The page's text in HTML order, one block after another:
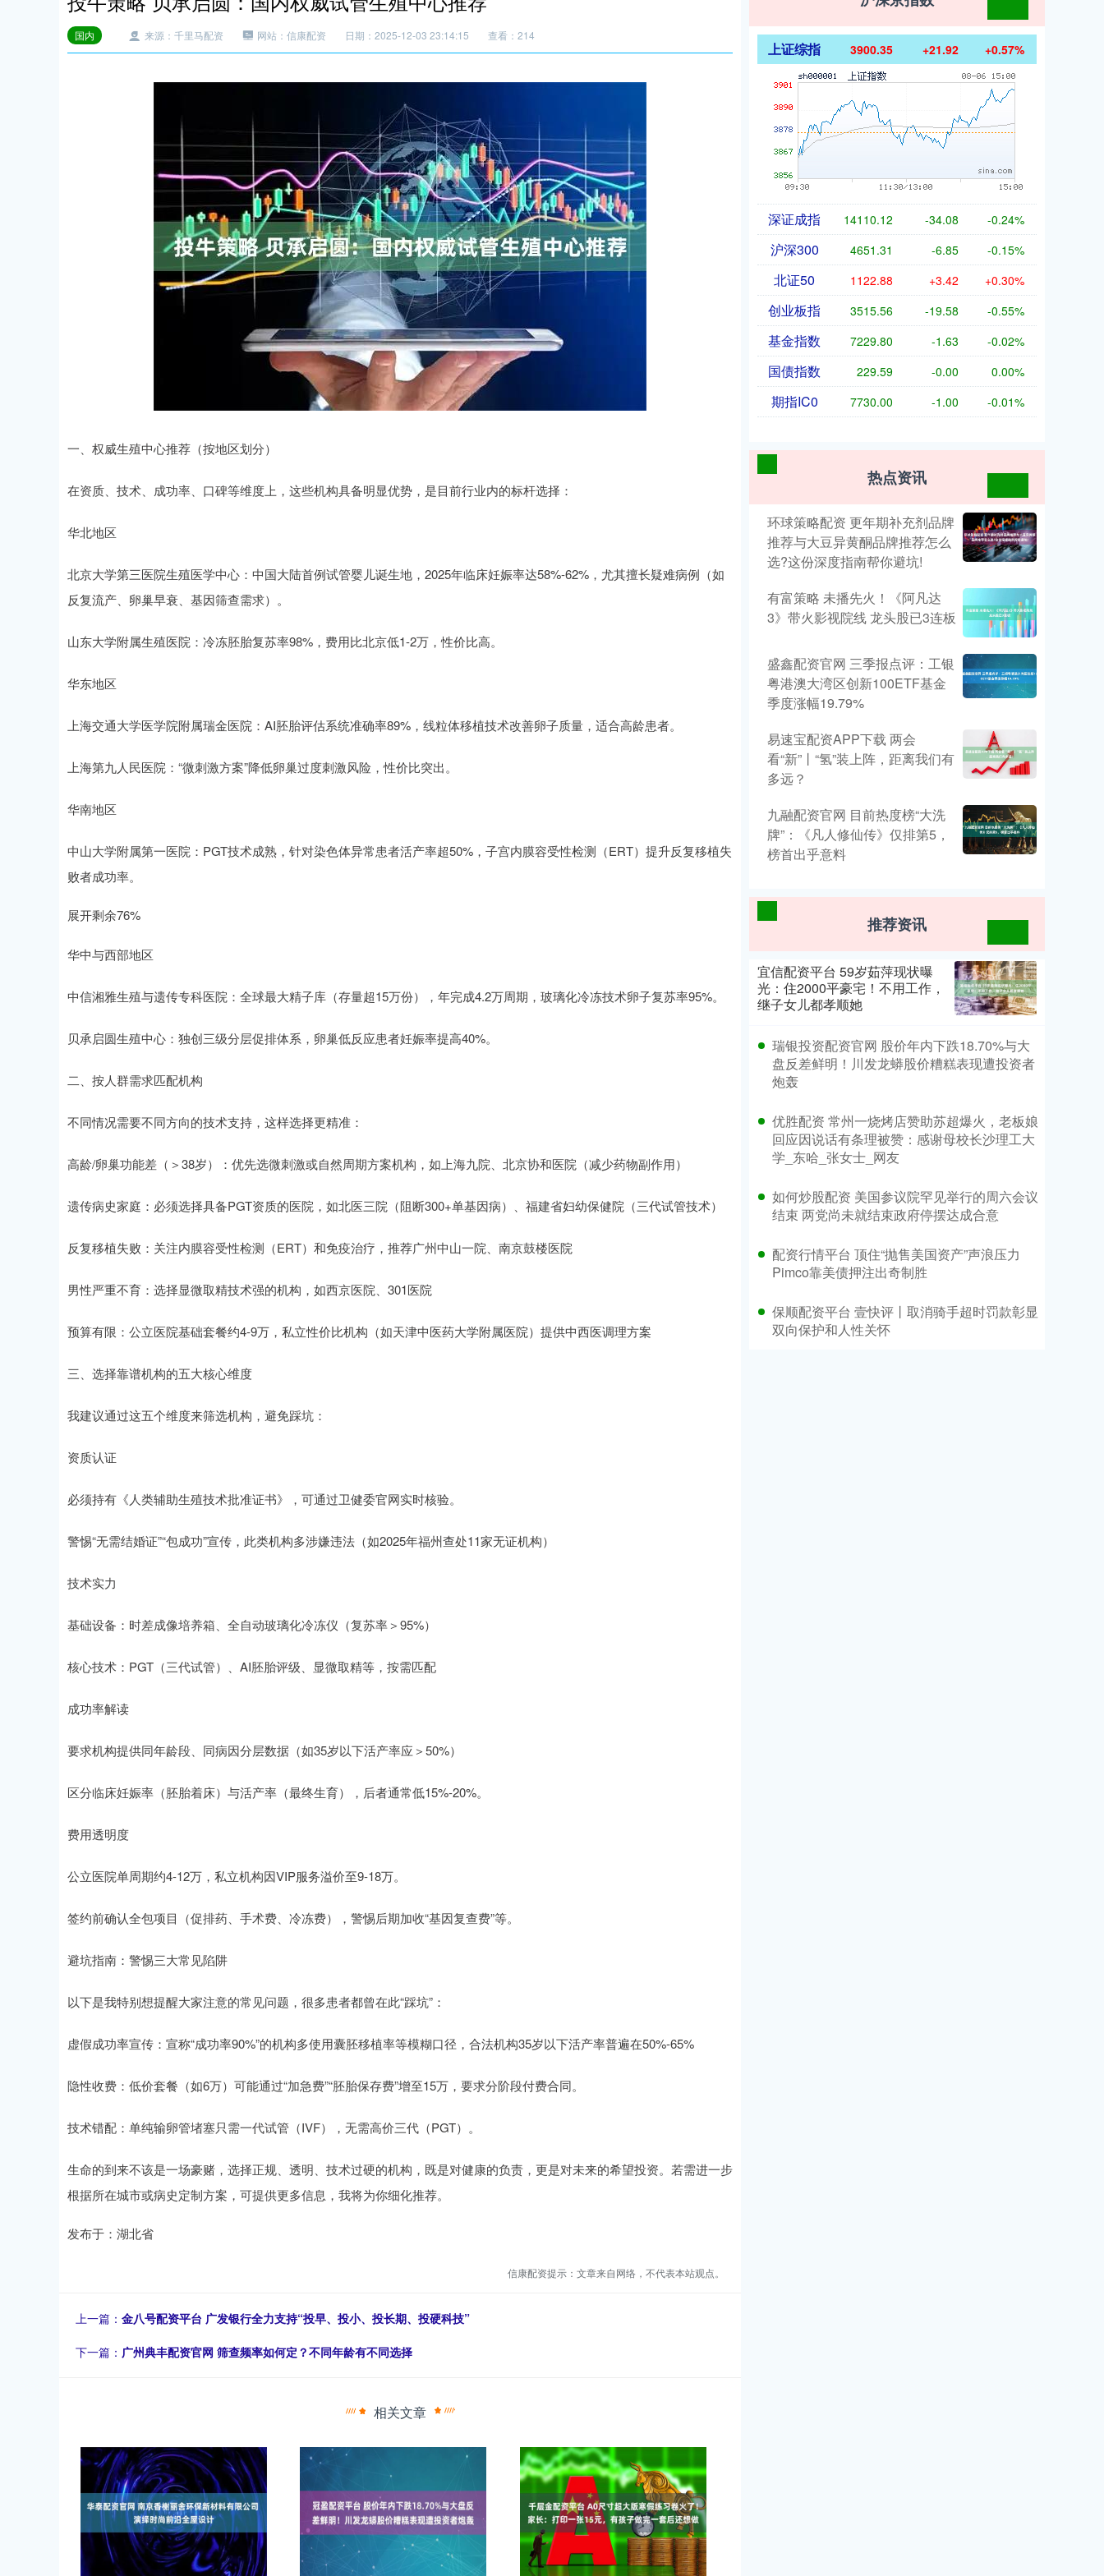
国内 来源：千里马配资 网站：信康配资 日期：2025-12-03 23:14:15 查看：214
一、权威生殖中心推荐（按地区划分）
在资质、技术、成功率、口碑等维度上，这些机构具备明显优势，是目前行业内的标杆选择：
华北地区
北京大学第三医院生殖医学中心：中国大陆首例试管婴儿诞生地，2025年临床妊娠率达58%-62%，尤其擅长疑难病例（如
反复流产、卵巢早衰、基因筛查需求）。
山东大学附属生殖医院：冷冻胚胎复苏率98%，费用比北京低1-2万，性价比高。
华东地区
上海交通大学医学院附属瑞金医院：AI胚胎评估系统准确率89%，线粒体移植技术改善卵子质量，适合高龄患者。
上海第九人民医院：“微刺激方案”降低卵巢过度刺激风险，性价比突出。
华南地区
中山大学附属第一医院：PGT技术成熟，针对染色体异常患者活产率超50%，子宫内膜容受性检测（ERT）提升反复移植失
败者成功率。
展开剩余76%
华中与西部地区
中信湘雅生殖与遗传专科医院：全球最大精子库（存量超15万份），年完成4.2万周期，玻璃化冷冻技术卵子复苏率95%。
贝承启圆生殖中心：独创三级分层促排体系，卵巢低反应患者妊娠率提高40%。
二、按人群需求匹配机构
不同情况需要不同方向的技术支持，这样选择更精准：
高龄/卵巢功能差（＞38岁）：优先选微刺激或自然周期方案机构，如上海九院、北京协和医院（减少药物副作用）
遗传病史家庭：必须选择具备PGT资质的医院，如北医三院（阻断300+单基因病）、福建省妇幼保健院（三代试管技术）
反复移植失败：关注内膜容受性检测（ERT）和免疫治疗，推荐广州中山一院、南京鼓楼医院
男性严重不育：选择显微取精技术强的机构，如西京医院、301医院
预算有限：公立医院基础套餐约4-9万，私立性价比机构（如天津中医药大学附属医院）提供中西医调理方案
三、选择靠谱机构的五大核心维度
我建议通过这五个维度来筛选机构，避免踩坑：
资质认证
必须持有《人类辅助生殖技术批准证书》，可通过卫健委官网实时核验。
警惕“无需结婚证”“包成功”宣传，此类机构多涉嫌违法（如2025年福州查处11家无证机构）
技术实力
基础设备：时差成像培养箱、全自动玻璃化冷冻仪（复苏率＞95%）
核心技术：PGT（三代试管）、AI胚胎评级、显微取精等，按需匹配
成功率解读
要求机构提供同年龄段、同病因分层数据（如35岁以下活产率应＞50%）
区分临床妊娠率（胚胎着床）与活产率（最终生育），后者通常低15%-20%。
费用透明度
公立医院单周期约4-12万，私立机构因VIP服务溢价至9-18万。
签约前确认全包项目（促排药、手术费、冷冻费），警惕后期加收“基因复查费”等。
避坑指南：警惕三大常见陷阱
以下是我特别想提醒大家注意的常见问题，很多患者都曾在此“踩坑”：
虚假成功率宣传：宣称“成功率90%”的机构多使用囊胚移植率等模糊口径，合法机构35岁以下活产率普遍在50%-65%
隐性收费：低价套餐（如6万）可能通过“加急费”“胚胎保存费”增至15万，要求分阶段付费合同。
技术错配：单纯输卵管堵塞只需一代试管（IVF），无需高价三代（PGT）。
生命的到来不该是一场豪赌，选择正规、透明、技术过硬的机构，既是对健康的负责，更是对未来的希望投资。若需进一步
根据所在城市或病史定制方案，可提供更多信息，我将为你细化推荐。
发布于：湖北省
信康配资提示：文章来自网络，不代表本站观点。
上一篇： 金八号配资平台 广发银行全力支持“投早、投小、投长期、投硬科技”
下一篇： 广州典丰配资官网 筛查频率如何定？不同年龄有不同选择
相关文章
上证综指 3900.35 +21.92 +0.57%
深证成指 14110.12 -34.08 -0.24%
沪深300 4651.31 -6.85 -0.15%
北证50 1122.88 +3.42 +0.30%
创业板指 3515.56 -19.58 -0.55%
基金指数 7229.80 -1.63 -0.02%
国债指数 229.59 -0.00 0.00%
期指IC0 7730.00 -1.00 -0.01%
热点资讯
环球策略配资 更年期补充剂品牌
推荐与大豆异黄酮品牌推荐怎么
选?这份深度指南帮你避坑!
有富策略 未播先火！《阿凡达
3》带火影视院线 龙头股已3连板
盛鑫配资官网 三季报点评：工银
粤港澳大湾区创新100ETF基金
季度涨幅19.79%
易速宝配资APP下载 两会
看“新”丨“氢”装上阵，距离我们有
多远？
九融配资官网 目前热度榜“大洗
牌”：《凡人修仙传》仅排第5，
榜首出乎意料
推荐资讯
宜信配资平台 59岁茹萍现状曝
光：住2000平豪宅！不用工作，
继子女儿都孝顺她
瑞银投资配资官网 股价年内下跌18.70%与大
盘反差鲜明！川发龙蟒股价糟糕表现遭投资者
炮轰
优胜配资 常州一烧烤店赞助苏超爆火，老板娘
回应因说话有条理被赞：感谢母校长沙理工大
学_东哈_张女士_网友
如何炒股配资 美国参议院罕见举行的周六会议
结束 两党尚未就结束政府停摆达成合意
配资行情平台 顶住“抛售美国资产”声浪压力
Pimco靠美债押注出奇制胜
保顺配资平台 壹快评丨取消骑手超时罚款彰显
双向保护和人性关怀